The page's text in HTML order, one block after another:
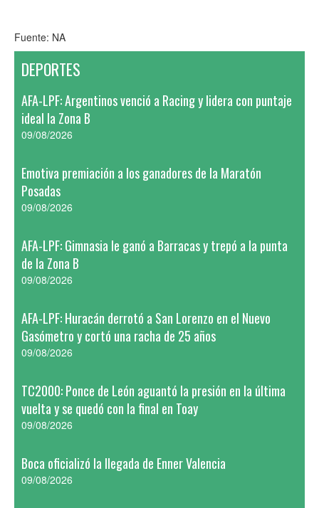
Fuente: NA
DEPORTES
AFA-LPF: Argentinos venció a Racing y lidera con puntaje
ideal la Zona B
09/08/2026
Emotiva premiación a los ganadores de la Maratón
Posadas
09/08/2026
AFA-LPF: Gimnasia le ganó a Barracas y trepó a la punta
de la Zona B
09/08/2026
AFA-LPF: Huracán derrotó a San Lorenzo en el Nuevo
Gasómetro y cortó una racha de 25 años
09/08/2026
TC2000: Ponce de León aguantó la presión en la última
vuelta y se quedó con la final en Toay
09/08/2026
Boca oficializó la llegada de Enner Valencia
09/08/2026